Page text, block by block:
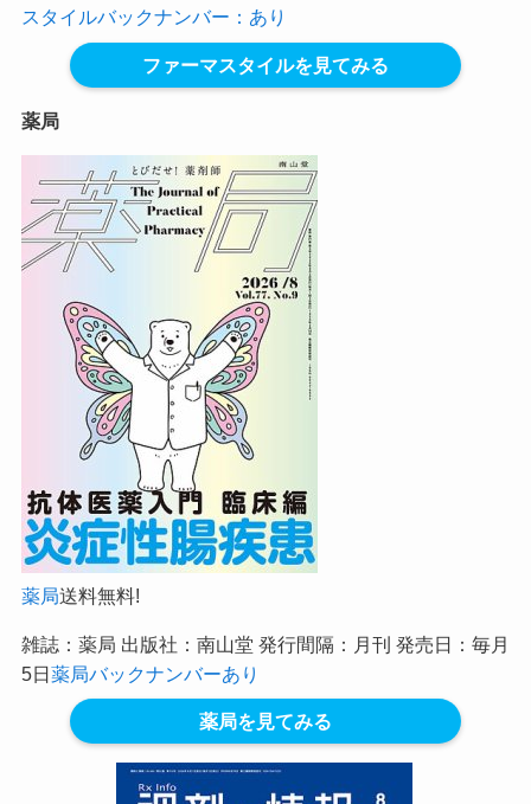
スタイルバックナンバー：あり
ファーマスタイルを見てみる
薬局
薬局送料無料!
雑誌：薬局 出版社：南山堂 発行間隔：月刊 発売日：毎月
5日薬局バックナンバーあり
薬局を見てみる